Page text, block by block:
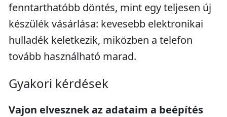
fenntarthatóbb döntés, mint egy teljesen új
készülék vásárlása: kevesebb elektronikai
hulladék keletkezik, miközben a telefon
tovább használható marad.
Gyakori kérdések
Vajon elvesznek az adataim a beépítés